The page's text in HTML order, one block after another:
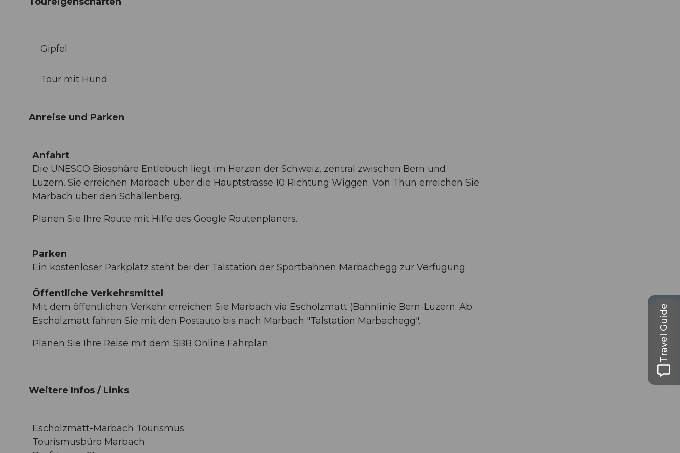
Gipfel
Tour mit Hund
Anreise und Parken
Anfahrt
Die UNESCO Biosphäre Entlebuch liegt im Herzen der Schweiz, zentral zwischen Bern und
Luzern. Sie erreichen Marbach über die Hauptstrasse 10 Richtung Wiggen. Von Thun erreichen Sie
Marbach über den Schallenberg.
Planen Sie Ihre Route mit Hilfe des Google Routenplaners.
Parken
Ein kostenloser Parkplatz steht bei der Talstation der Sportbahnen Marbachegg zur Verfügung.
Öffentliche Verkehrsmittel
Mit dem öffentlichen Verkehr erreichen Sie Marbach via Escholzmatt (Bahnlinie Bern-Luzern. Ab
Escholzmatt fahren Sie mit den Postauto bis nach Marbach "Talstation Marbachegg".
Planen Sie Ihre Reise mit dem SBB Online Fahrplan
Weitere Infos / Links
Escholzmatt-Marbach Tourismus
Tourismusbüro Marbach
Travel Guide